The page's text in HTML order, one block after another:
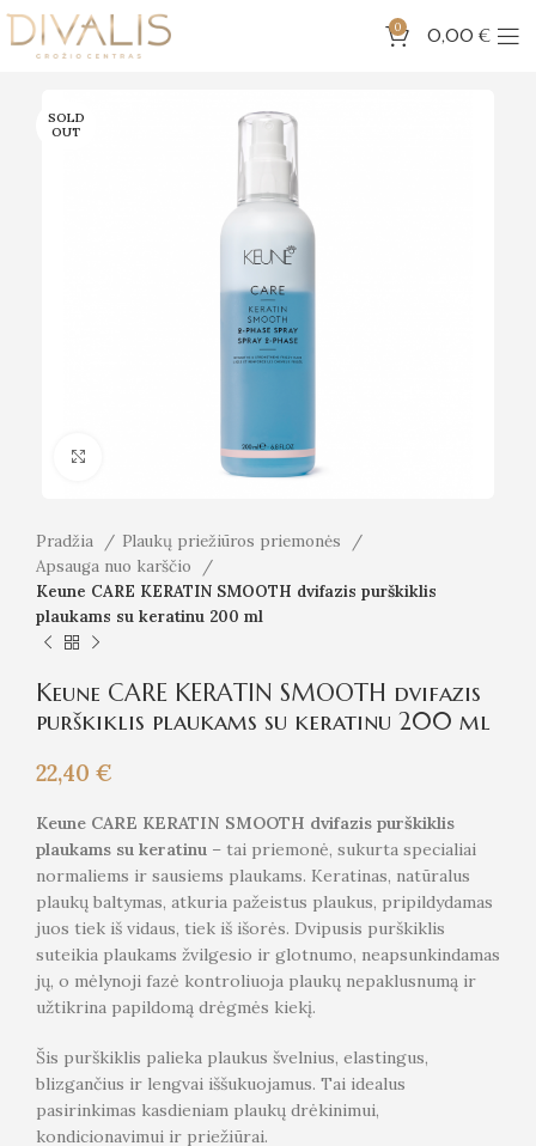
0 0,00 €
SOLD
OUT
Pradžia
Plaukų priežiūros priemonės
Apsauga nuo karščio
Keune CARE KERATIN SMOOTH dvifazis purškiklis
plaukams su keratinu 200 ml
Keune CARE KERATIN SMOOTH dvifazis
purškiklis plaukams su keratinu 200 ml
22,40 €
Keune CARE KERATIN SMOOTH dvifazis purškiklis
plaukams su keratinu – tai priemonė, sukurta specialiai
normaliems ir sausiems plaukams. Keratinas, natūralus
plaukų baltymas, atkuria pažeistus plaukus, pripildydamas
juos tiek iš vidaus, tiek iš išorės. Dvipusis purškiklis
suteikia plaukams žvilgesio ir glotnumo, neapsunkindamas
jų, o mėlynoji fazė kontroliuoja plaukų nepaklusnumą ir
užtikrina papildomą drėgmės kiekį.
Šis purškiklis palieka plaukus švelnius, elastingus,
blizgančius ir lengvai iššukuojamus. Tai idealus
pasirinkimas kasdieniam plaukų drėkinimui,
kondicionavimui ir priežiūrai.